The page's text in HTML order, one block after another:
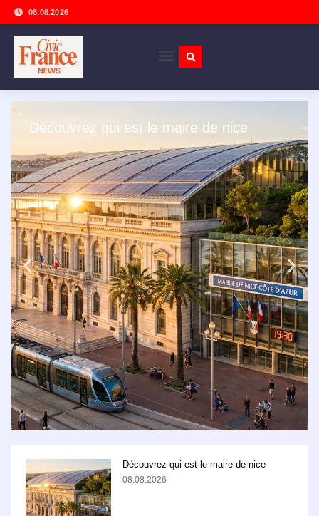
08.08.2026
Découvrez qui est le maire de nice
08.08.2026
Découvrez qui est le maire de nice